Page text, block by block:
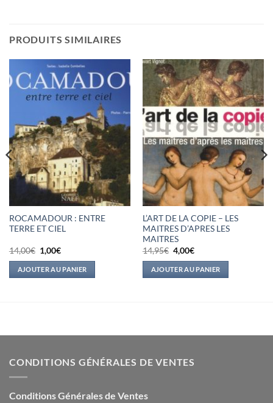
PRODUITS SIMILAIRES
ROCAMADOUR : ENTRE
TERRE ET CIEL
14,00€ Le
prix
initial
était :
14,00€.
1,00€Le
actuel
est :
1,00€.
AJOUTER AU PANIER
L’ART DE LA COPIE – LES
MAITRES D’APRES LES
MAITRES
14,95€ Le
prix
initial
était :
14,95€.
4,00€Le
actuel
est :
4,00€.
AJOUTER AU PANIER
CONDITIONS GÉNÉRALES DE VENTES
Conditions Générales de Ventes